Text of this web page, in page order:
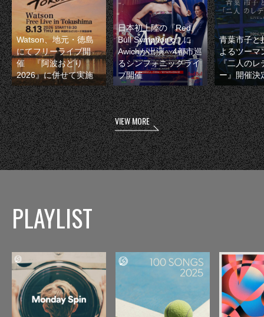
Watson、地元・徳島
にてフリーライブ開
催 『阿波おどり
2026』に併せて実施
日本初上陸の『Red
Bull Symphonic』に
Awichが出演 4都市巡
るシンフォニックライ
ブ開催
青葉市子と
よるツーマ
『二人のレ
ー』開催決
VIEW MORE
PLAYLIST